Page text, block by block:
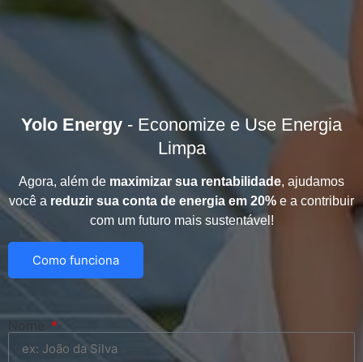
Yolo Energy - Economize e Use Energia
Limpa
Agora, além de maximizar sua rentabilidade, ajudamos
você a reduzir sua conta de energia em 20% e a contribuir
com um futuro mais sustentável!
Como funciona
Nome